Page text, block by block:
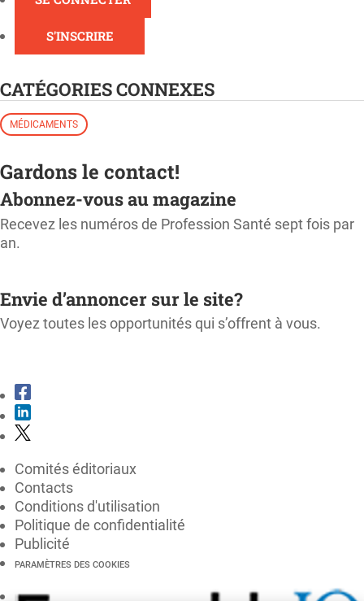
S'INSCRIRE
CATÉGORIES CONNEXES
MÉDICAMENTS
Gardons le contact!
Abonnez-vous au magazine
Recevez les numéros de Profession Santé sept fois par
an.
Envie d’annoncer sur le site?
Voyez toutes les opportunités qui s’offrent à vous.
Comités éditoriaux
Contacts
Conditions d'utilisation
Politique de confidentialité
Publicité
PARAMÈTRES DES COOKIES